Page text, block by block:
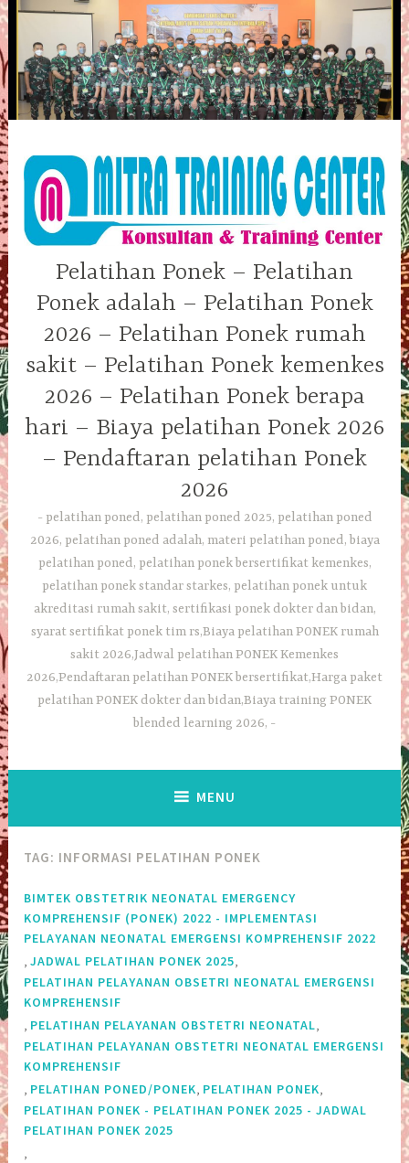
Skip
to
content
Pelatihan Ponek – Pelatihan
Ponek adalah – Pelatihan Ponek
2026 – Pelatihan Ponek rumah
sakit – Pelatihan Ponek kemenkes
2026 – Pelatihan Ponek berapa
hari – Biaya pelatihan Ponek 2026
– Pendaftaran pelatihan Ponek
2026
pelatihan poned, pelatihan poned 2025, pelatihan poned
2026, pelatihan poned adalah, materi pelatihan poned, biaya
pelatihan poned, pelatihan ponek bersertifikat kemenkes,
pelatihan ponek standar starkes, pelatihan ponek untuk
akreditasi rumah sakit, sertifikasi ponek dokter dan bidan,
syarat sertifikat ponek tim rs,Biaya pelatihan PONEK rumah
sakit 2026,Jadwal pelatihan PONEK Kemenkes
2026,Pendaftaran pelatihan PONEK bersertifikat,Harga paket
pelatihan PONEK dokter dan bidan,Biaya training PONEK
blended learning 2026,
MENU
TAG: INFORMASI PELATIHAN PONEK
BIMTEK OBSTETRIK NEONATAL EMERGENCY
KOMPREHENSIF (PONEK) 2022 - IMPLEMENTASI
PELAYANAN NEONATAL EMERGENSI KOMPREHENSIF 2022
,JADWAL PELATIHAN PONEK 2025,
PELATIHAN PELAYANAN OBSETRI NEONATAL EMERGENSI
KOMPREHENSIF
, PELATIHAN PELAYANAN OBSTETRI NEONATAL,
PELATIHAN PELAYANAN OBSTETRI NEONATAL EMERGENSI
KOMPREHENSIF
, PELATIHAN PONED/PONEK, PELATIHAN PONEK,
PELATIHAN PONEK - PELATIHAN PONEK 2025 - JADWAL
PELATIHAN PONEK 2025
,